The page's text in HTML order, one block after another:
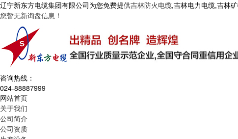
辽宁新东方电缆集团有限公司为您免费提供吉林防火电缆,吉林电力电缆,吉林
您暂无新询盘信息！
咨询热线：
024-88887999
网站首页
关于我们
公司简介
公司资质